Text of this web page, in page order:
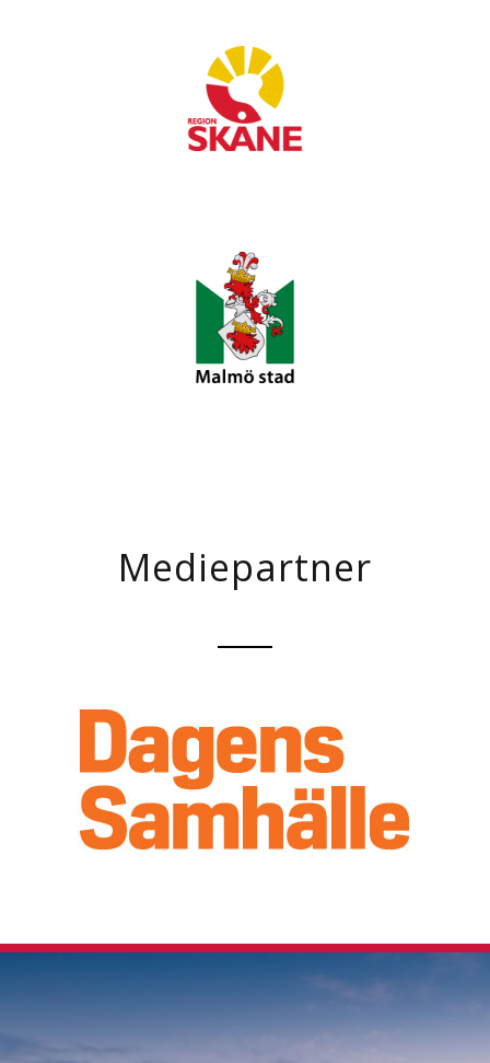
Mediepartner